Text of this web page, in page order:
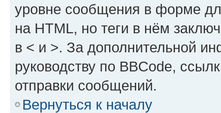
уровне сообщения в форме
на HTML, но теги в нём
в < и >. За дополнительной
руководству по BBCode,
отправки сообщений.
Вернуться к началу